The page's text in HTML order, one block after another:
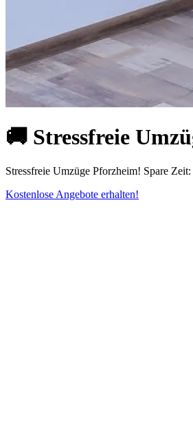
🚚 Stressfreie
Stressfreie Umzüge Pforzheim! Spare
Kostenlose Angebote erhalten!